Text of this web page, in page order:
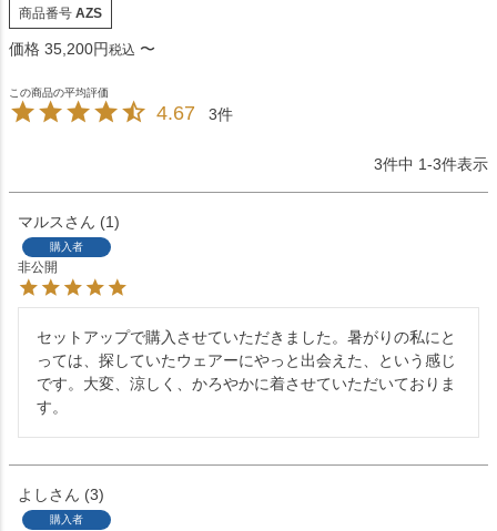
商品番号 AZS
価格 35,200 税込 〜
4.67 3
3件中 1-3件表示
マルス 1
購入者
非公開
セットアップで購入させていただきました。暑がりの私にと
っては、探していたウェアーにやっと出会えた、という感じ
です。大変、涼しく、かろやかに着させていただいておりま
す。
よし 3
購入者